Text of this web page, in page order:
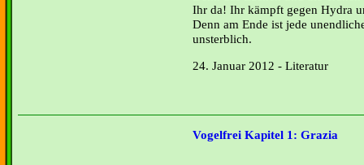
Ihr da! Ihr kämpft gegen Hydra
Denn am Ende ist jede
unsterblich.
24. Januar 2012 - Literatur
Vogelfrei Kapitel 1: Grazia